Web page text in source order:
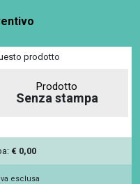
prodotto
Prodotto
Senza stampa
€ 0,00
Iva esclusa